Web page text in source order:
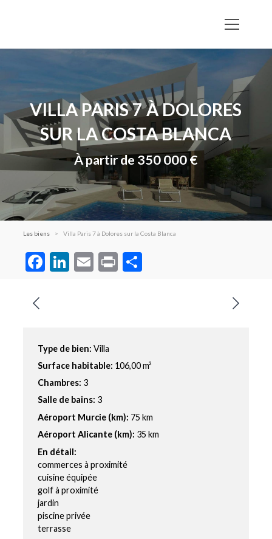
VILLA PARIS 7 À DOLORES
SUR LA COSTA BLANCA
À partir de 350 000 €
Les biens Villa Paris 7 à Dolores sur la Costa Blanca
Facebook
LinkedIn
Email
Print
Type de bien: Villa
Surface habitable: 106,00 m²
Chambres: 3
Salle de bains: 3
Aéroport Murcie (km): 75 km
Aéroport Alicante (km): 35 km
En détail:
commerces à proximité
cuisine équipée
golf à proximité
jardin
piscine privée
terrasse